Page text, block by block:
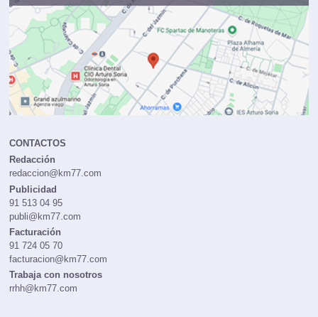
CONTACTOS
Redacción
redaccion@km77.com
Publicidad
91 513 04 95
publi@km77.com
Facturación
91 724 05 70
facturacion@km77.com
Trabaja con nosotros
rrhh@km77.com